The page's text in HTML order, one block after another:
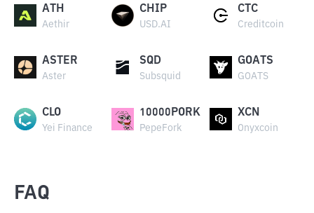
ATH
Aethir
CHIP
USD.AI
CTC
Creditcoin
ASTER
Aster
SQD
Subsquid
GOATS
GOATS
CLO
Yei Finance
10000PORK
PepeFork
XCN
Onyxcoin
FAQ